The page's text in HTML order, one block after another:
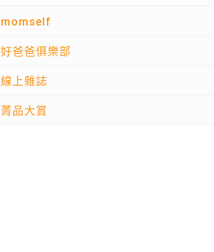
momself
好爸爸俱樂部
線上雜誌
菁品大賞